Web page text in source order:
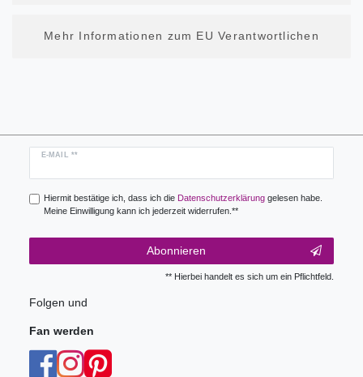
Mehr Informationen zum EU Verantwortlichen
E-MAIL **
Newsletter
Hiermit bestätige ich, dass ich die Daten­schutz­erklärunggelesen habe.
Meine Einwilligung kann ich jederzeit widerrufen.**
Abonnieren
** Hierbei handelt es sich um ein Pflichtfeld.
Folgen und
Fan werden